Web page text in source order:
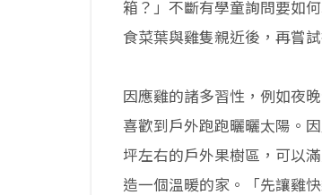
箱？」不斷有學童詢問要如
食菜葉與雞隻親近後，再嘗
因應雞的諸多習性，例如夜
喜歡到戶外跑跑曬曬太陽。
坪左右的戶外果樹區，可以
造一個溫暖的家。「先讓雞